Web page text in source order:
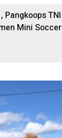
Pangkoops TNI
Mini Soccer